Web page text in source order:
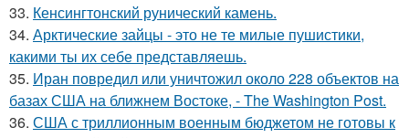
33. Кенсингтонский рунический камень.
34. Арктические зайцы - это не те милые пушистики,
какими ты их себе представляешь.
35. Иран повредил или уничтожил около 228 объектов на
базах США на ближнем Востоке, - The Washington Post.
36. США с триллионным военным бюджетом не готовы к